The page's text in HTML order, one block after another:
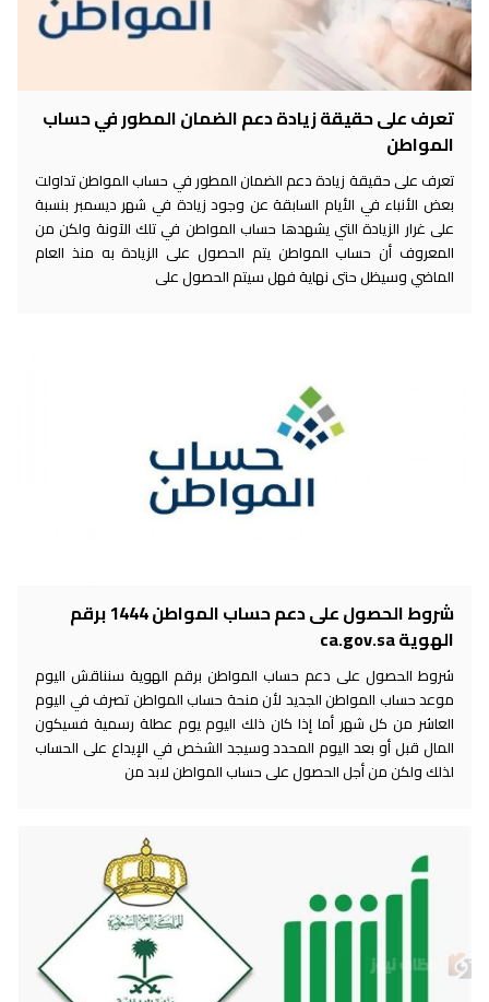
تعرف على حقيقة زيادة دعم الضمان المطور في حساب
المواطن
تعرف على حقيقة زيادة دعم الضمان المطور في حساب المواطن تداولت
بعض الأنباء في الأيام السابقة عن وجود زيادة في شهر ديسمبر بنسبة
على غرار الزيادة التي يشهدها حساب المواطن في تلك الآونة ولكن من
المعروف أن حساب المواطن يتم الحصول على الزيادة به منذ العام
الماضي وسيظل حتى نهاية فهل سيتم الحصول على
شروط الحصول على دعم حساب المواطن 1444 برقم
الهوية ca.gov.sa
شروط الحصول على دعم حساب المواطن برقم الهوية سنناقش اليوم
موعد حساب المواطن الجديد لأن منحة حساب المواطن تصرف في اليوم
العاشر من كل شهر أما إذا كان ذلك اليوم يوم عطلة رسمية فسيكون
المال قبل أو بعد اليوم المحدد وسيجد الشخص في الإيداع على الحساب
لذلك ولكن من أجل الحصول على حساب المواطن لابد من